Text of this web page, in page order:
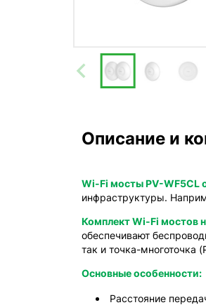
Описание и
Wi-Fi мосты PV-WF5CL
инфраструктуры.
Комплект Wi-Fi мостов
обеспечивают
так и точка-многоточка
Основные особенности:
Расстояние